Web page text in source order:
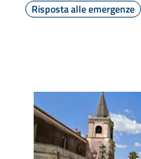
Risposta alle emergenze